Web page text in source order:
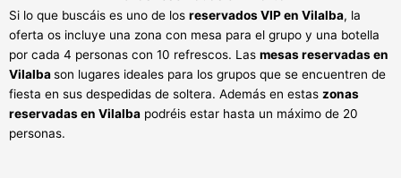
Si lo que buscáis es uno de los reservados VIP en Vilalba, la
oferta os incluye una zona con mesa para el grupo y una botella
por cada 4 personas con 10 refrescos. Las mesas reservadas en
Vilalbason lugares ideales para los grupos que se encuentren de
fiesta en sus despedidas de soltera. Además en estas zonas
reservadas en Vilalba podréis estar hasta un máximo de 20
personas.